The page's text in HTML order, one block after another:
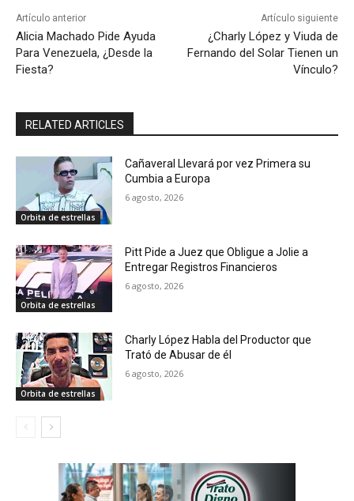
Artículo anterior
Alicia Machado Pide Ayuda
Para Venezuela, ¿Desde la
Fiesta?
Artículo siguiente
¿Charly López y Viuda de
Fernando del Solar Tienen un
Vínculo?
RELATED ARTICLES
Orbita de estrellas
Cañaveral Llevará por vez Primera su
Cumbia a Europa
6 agosto, 2026
Orbita de estrellas
Pitt Pide a Juez que Obligue a Jolie a
Entregar Registros Financieros
6 agosto, 2026
Orbita de estrellas
Charly López Habla del Productor que
Trató de Abusar de él
6 agosto, 2026